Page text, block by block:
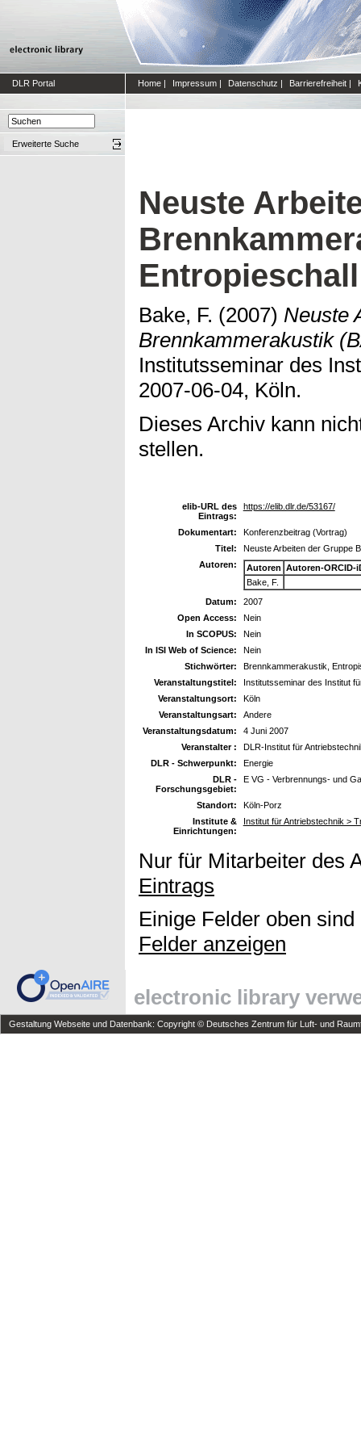
DLR Portal Home | Impressum | Datenschutz | Barrierefreiheit |
Erweiterte Suche
Neuste
Entropieschall
Bake, F. (2007) Neuste
Brennkammerakustik
Institutsseminar des
2007-06-04, Köln.
Dieses Archiv kann
stellen.
elib-URL des
Eintrags:
https://elib.dlr.de/53167/
Dokumentart:
Konferenzbeitrag (Vortrag)
Titel:
Neuste Arbeiten der Gruppe
Autoren:
Autoren Autoren-ORCID-
Bake, F.
Datum:
2007
Open Access:
Nein
In SCOPUS:
Nein
In ISI Web of Science:
Nein
Stichwörter:
Brennkammerakustik,
Veranstaltungstitel:
Institutsseminar des Institut
Veranstaltungsort:
Köln
Veranstaltungsart:
Andere
Veranstaltungsdatum:
4 Juni 2007
Veranstalter :
DLR-Institut für
DLR - Schwerpunkt:
Energie
DLR -
Forschungsgebiet:
E VG - Verbrennungs- und
Standort:
Köln-Porz
Institute &
Einrichtungen:
Institut für Antriebstechnik >
Nur für Mitarbeiter des
Eintrags
Einige Felder oben
Felder anzeigen
electronic library
Gestaltung Webseite und Datenbank: Copyright © Deutsches Zentrum für Luft- und